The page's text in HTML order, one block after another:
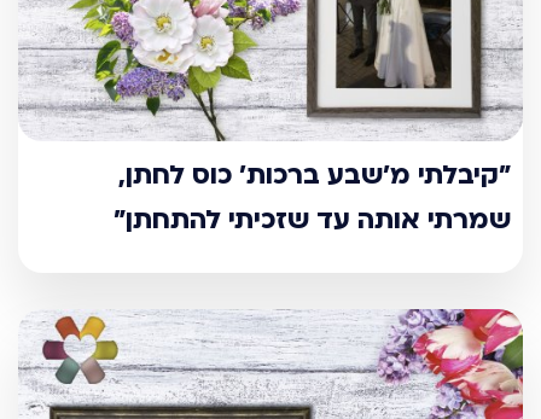
"קיבלתי מ’שבע ברכות’ כוס לחתן,
שמרתי אותה עד שזכיתי להתחתן"